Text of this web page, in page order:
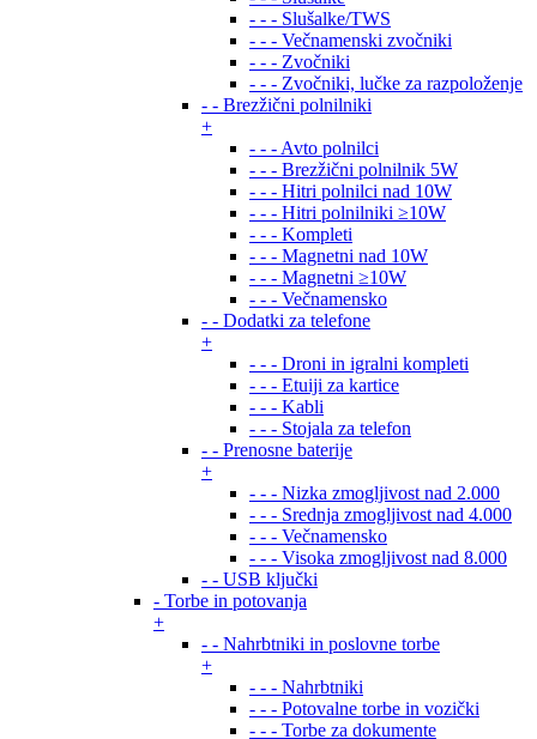
- - - Slušalke/TWS
- - - Večnamenski zvočniki
- - - Zvočniki
- - - Zvočniki, lučke za razpoloženje
- - Brezžični polnilniki
+
- - - Avto polnilci
- - - Brezžični polnilnik 5W
- - - Hitri polnilci nad 10W
- - - Hitri polnilniki ≥10W
- - - Kompleti
- - - Magnetni nad 10W
- - - Magnetni ≥10W
- - - Večnamensko
- - Dodatki za telefone
+
- - - Droni in igralni kompleti
- - - Etuiji za kartice
- - - Kabli
- - - Stojala za telefon
- - Prenosne baterije
+
- - - Nizka zmogljivost nad 2.000
- - - Srednja zmogljivost nad 4.000
- - - Večnamensko
- - - Visoka zmogljivost nad 8.000
- - USB ključki
- Torbe in potovanja
+
- - Nahrbtniki in poslovne torbe
+
- - - Nahrbtniki
- - - Potovalne torbe in vozički
- - - Torbe za dokumente